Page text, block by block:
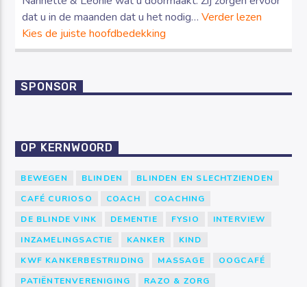
dat u in de maanden dat u het nodig…Verder lezen
Kies de juiste hoofdbedekking
SPONSOR
OP KERNWOORD
BEWEGEN BLINDEN
BLINDEN EN SLECHTZIENDEN
CAFÉ CURIOSO
COACH
COACHING
DE BLINDE VINK
DEMENTIE FYSIO
INTERVIEW
INZAMELINGSACTIE
KANKER
KIND
KWF KANKERBESTRIJDING
MASSAGE
OOGCAFÉ
PATIËNTENVERENIGING
RAZO & ZORG